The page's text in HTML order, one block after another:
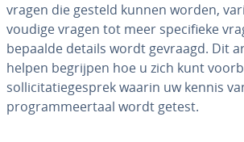
vragen die gesteld kunnen worden,
vou­di­ge vragen tot meer spe­ci­fie­ke
bepaalde details wordt gevraagd. Dit
helpen begrijpen hoe u zich kunt
sol­li­ci­ta­tie­ge­sprek waarin uw kennis
pro­gram­meer­taal wordt getest.